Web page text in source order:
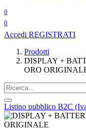
0
0
Accedi REGISTRATI
Prodotti
DISPLAY +
ORO
Listino pubblico B2C